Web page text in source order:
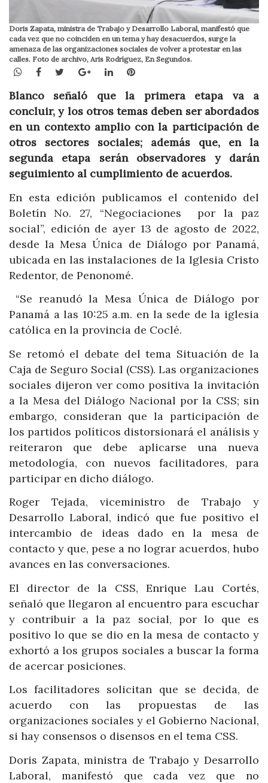
Doris Zapata, ministra de Trabajo y Desarrollo Laboral, manifestó que
cada vez que no coinciden en un tema y hay desacuerdos, surge la
amenaza de las organizaciones sociales de volver a protestar en las
calles. Foto de archivo, Aris Rodríguez, En Segundos.
WhatsApp
Facebook
TwitterGoogle+LinkedInPinterest
Blanco señaló que la primera etapa va a
concluir, y los otros temas deben ser abordados
en un contexto amplio con la participación de
otros sectores sociales; además que, en la
segunda etapa serán observadores y darán
seguimiento al cumplimiento de acuerdos.
En esta edición publicamos el contenido del
Boletín No. 27, “Negociaciones por la paz
social”, edición de ayer 13 de agosto de 2022,
desde la Mesa Única de Diálogo por Panamá,
ubicada en las instalaciones de la Iglesia Cristo
Redentor, de Penonomé.
“Se reanudó la Mesa Única de Diálogo por
Panamá a las 10:25 a.m. en la sede de la iglesia
católica en la provincia de Coclé.
Se retomó el debate del tema Situación de la
Caja de Seguro Social (CSS). Las organizaciones
sociales dijeron ver como positiva la invitación
a la Mesa del Diálogo Nacional por la CSS; sin
embargo, consideran que la participación de
los partidos políticos distorsionará el análisis y
reiteraron que debe aplicarse una nueva
metodología, con nuevos facilitadores, para
participar en dicho diálogo.
Roger Tejada, viceministro de Trabajo y
Desarrollo Laboral, indicó que fue positivo el
intercambio de ideas dado en la mesa de
contacto y que, pese a no lograr acuerdos, hubo
avances en las conversaciones.
El director de la CSS, Enrique Lau Cortés,
señaló que llegaron al encuentro para escuchar
y contribuir a la paz social, por lo que es
positivo lo que se dio en la mesa de contacto y
exhortó a los grupos sociales a buscar la forma
de acercar posiciones.
Los facilitadores solicitan que se decida, de
acuerdo con las propuestas de las
organizaciones sociales y el Gobierno Nacional,
si hay consensos o disensos en el tema CSS.
Doris Zapata, ministra de Trabajo y Desarrollo
Laboral, manifestó que cada vez que no